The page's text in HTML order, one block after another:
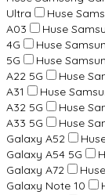
Ultra
Huse
A03
Huse
4G
Huse
5G
Huse
A22 5G
Huse
A31
Huse
A32 5G
Huse
A33 5G
Huse
Galaxy A52
Galaxy A54 5G
Galaxy A72
Galaxy Note 10